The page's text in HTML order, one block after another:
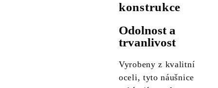
konstrukce
Odolnost a
trvanlivost
Vyrobeny z kvalitní
oceli, tyto náušnice